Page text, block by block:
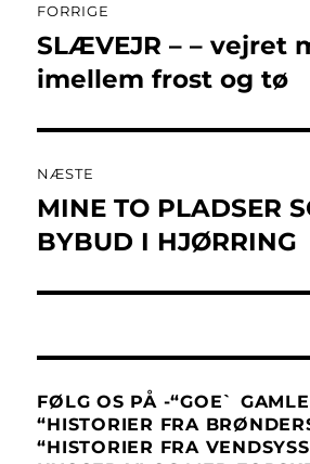
FORRIGE
Forrige
indlæg:
SLÆVEJR – – vejret
imellem frost og tø
NÆSTE
Næste
indlæg:
MINE TO PLADSER
BYBUD I HJØRRING
FØLG OS PÅ -“GOE`
“HISTORIER FRA
“HISTORIER FRA